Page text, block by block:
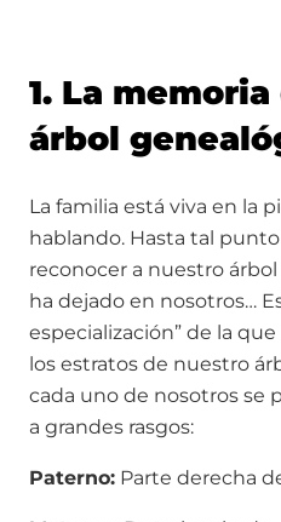
1. La
árbol
La familia está viva en la
hablando. Hasta tal
reconocer a nuestro
ha dejado en nosotros…
especialización” de la
los estratos de nuestro
cada uno de nosotros se
a grandes rasgos:
Paterno: Parte derecha